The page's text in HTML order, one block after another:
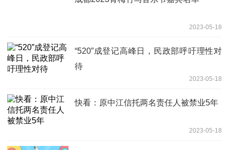
2023-05-18
“520”成登记高峰日，民政部呼吁理性对
待
2023-05-18
快看：原中江信托两名责任人被禁业5年
2023-05-18